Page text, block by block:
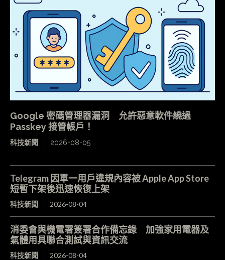
Google 密碼管理器漏洞 允許惡意軟件繞過
Passkey 接管帳戶！
科技新聞 2026-08-05
Telegram 因單一用戶違規內容被 Apple App Store
短暫下架後迅速恢復上架
科技新聞 2026-08-04
消委會與機電署簽署合作備忘錄 加強家用電器及
氣體用具聯合測試與資訊交流
科技新聞 2026-08-04